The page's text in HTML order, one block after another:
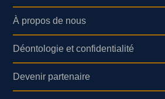
À propos de nous
Déontologie et confidentialité
Devenir partenaire